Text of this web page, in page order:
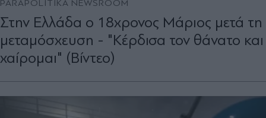
PARAPOLITIKA NEWSROOM
Στην Ελλάδα ο 18χρονος Μάριος μετά τη
μεταμόσχευση - "Κέρδισα τον θάνατο και
χαίρομαι" (Βίντεο)